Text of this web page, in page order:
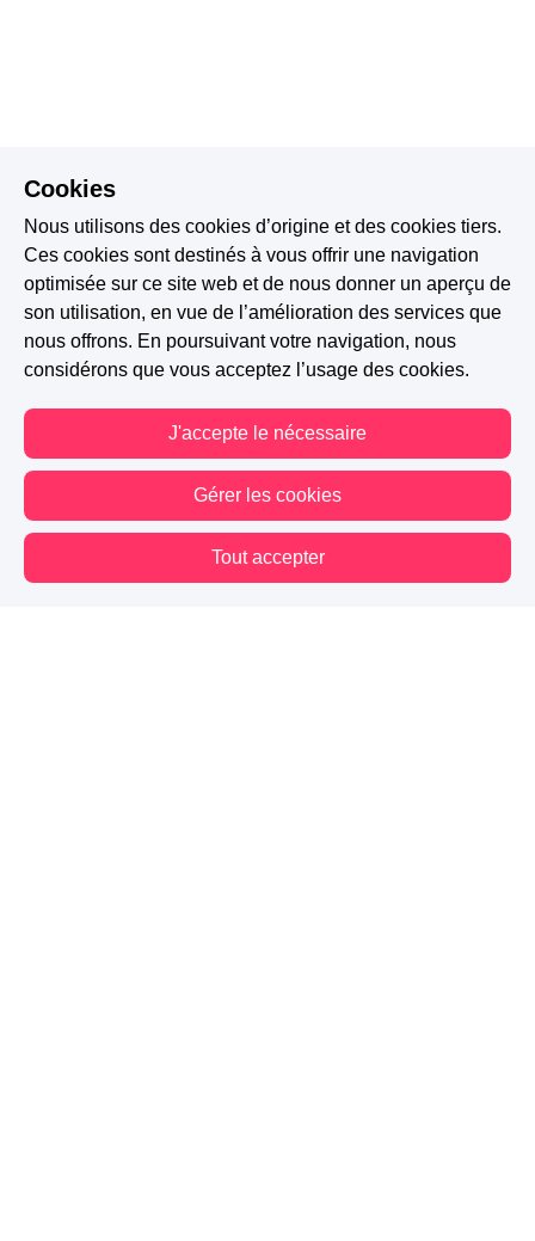
Cookies
Nous utilisons des cookies d’origine et des cookies tiers.
Ces cookies sont destinés à vous offrir une navigation
optimisée sur ce site web et de nous donner un aperçu de
son utilisation, en vue de l’amélioration des services que
nous offrons. En poursuivant votre navigation, nous
considérons que vous acceptez l’usage des cookies.
J'accepte le nécessaire
Gérer les cookies
Tout accepter